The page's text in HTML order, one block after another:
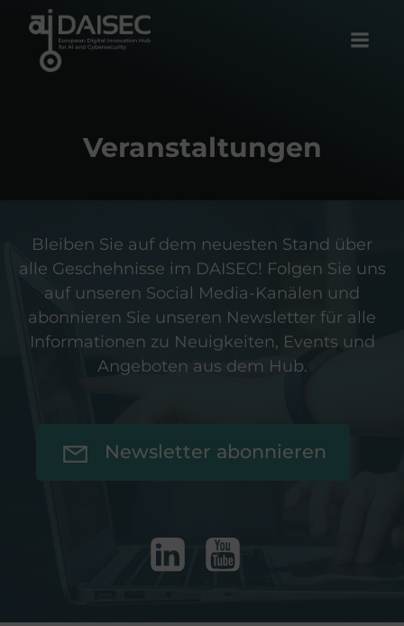
Veranstaltungen
Bleiben Sie auf dem neuesten Stand über
alle Geschehnisse im DAISEC! Folgen Sie uns
auf unseren Social Media-Kanälen und
abonnieren Sie unseren Newsletter für alle
Informationen zu Neuigkeiten, Events und
Angeboten aus dem Hub.
Newsletter abonnieren